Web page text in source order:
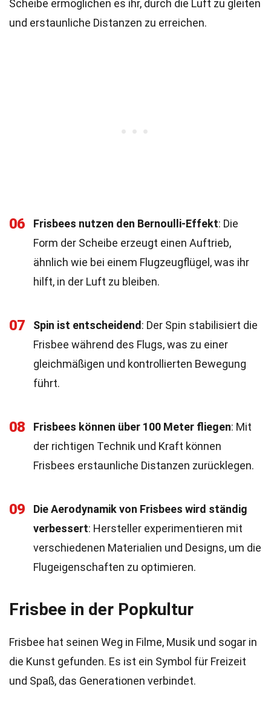
Scheibe ermöglichen es ihr, durch die Luft zu gleiten
und erstaunliche Distanzen zu erreichen.
06 Frisbees nutzen den Bernoulli-Effekt: Die
Form der Scheibe erzeugt einen Auftrieb,
ähnlich wie bei einem Flugzeugflügel, was ihr
hilft, in der Luft zu bleiben.
07 Spin ist entscheidend : Der Spin stabilisiert die
Frisbee während des Flugs, was zu einer
gleichmäßigen und kontrollierten Bewegung
führt.
08 Frisbees können über 100 Meter fliegen: Mit
der richtigen Technik und Kraft können
Frisbees erstaunliche Distanzen zurücklegen.
09
Die Aerodynamik von Frisbees wird ständig
verbessert: Hersteller experimentieren mit
verschiedenen Materialien und Designs, um die
Flugeigenschaften zu optimieren.
Frisbee in der Popkultur
Frisbee hat seinen Weg in Filme, Musik und sogar in
die Kunst gefunden. Es ist ein Symbol für Freizeit
und Spaß, das Generationen verbindet.